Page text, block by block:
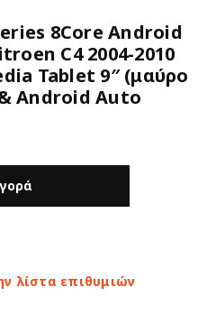
8Core Android
C4 2004-2010
Tablet 9″ (μαύρο
Android Auto
λίστα επιθυμιών